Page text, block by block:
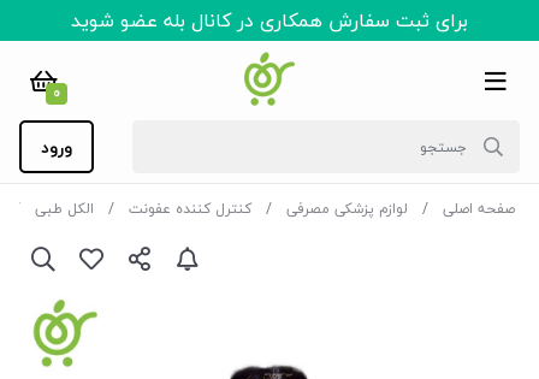
برای ثبت سفارش همکاری در کانال بله عضو شوید
0
ورود
صفحه اصلی لوازم پزشکی مصرفی کنترل کننده عفونت الکل طبی